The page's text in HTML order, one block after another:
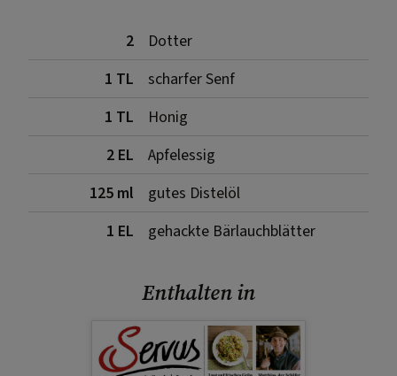
2
Dotter
1 TL
scharfer Senf
1 TL
Honig
2 EL
Apfelessig
125 ml
gutes Distelöl
1 EL
gehackte Bärlauchblätter
Enthalten in